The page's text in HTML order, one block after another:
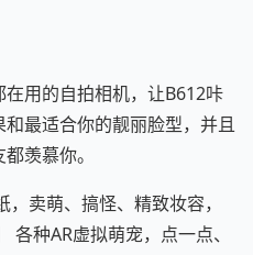
在用的自拍相机，让B612咔
最适合你的靓丽脸型，并且
羡慕你。
，卖萌、搞怪、精致妆容，
各种AR虚拟萌宠，点一点、